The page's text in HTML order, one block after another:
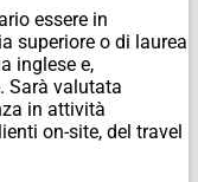
essere in
superiore o di laurea
inglese e,
Sarà valutata
in attività
on-site, del travel